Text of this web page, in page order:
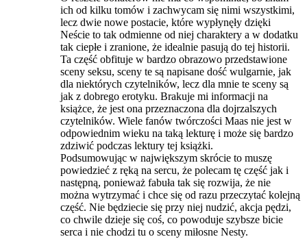
ich od kilku tomów i zachwycam się nimi wszystkimi,
lecz dwie nowe postacie, które wypłynęły dzięki
Neście to tak odmienne od niej charaktery a w dodatku
tak ciepłe i zranione, że idealnie pasują do tej historii.
Ta część obfituje w bardzo obrazowo przedstawione
sceny seksu, sceny te są napisane dość wulgarnie, jak
dla niektórych czytelników, lecz dla mnie te sceny są
jak z dobrego erotyku. Brakuje mi informacji na
książce, że jest ona przeznaczona dla dojrzalszych
czytelników. Wiele fanów twórczości Maas nie jest w
odpowiednim wieku na taką lekturę i może się bardzo
zdziwić podczas lektury tej książki.
Podsumowując w największym skrócie to muszę
powiedzieć z ręką na sercu, że polecam tę część jak i
następną, ponieważ fabuła tak się rozwija, że nie
można wytrzymać i chce się od razu przeczytać kolejną
część. Nie będziecie się przy niej nudzić, akcja pędzi,
co chwile dzieje się coś, co powoduje szybsze bicie
serca i nie chodzi tu o sceny miłosne Nesty.